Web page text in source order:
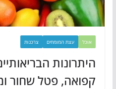
אוכל עצת המומחים צרכנות
היתרונות
קפואה, פטל שחור